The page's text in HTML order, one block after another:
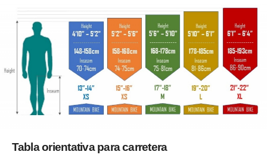
Tabla orientativa para carretera